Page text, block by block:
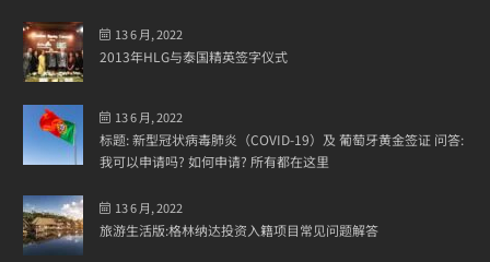
13 6 月, 2022
2013年HLG与泰国精英签字仪式
13 6 月, 2022
标题: 新型冠状病毒肺炎（COVID-19）及 葡萄牙黄金签证 问答:
我可以申请吗? 如何申请? 所有都在这里
13 6 月, 2022
旅游生活版:格林纳达投资入籍项目常见问题解答